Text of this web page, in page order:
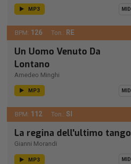
MP3 MIDI
BPM: 126 Ton.: RE
Un Uomo Venuto Da
Lontano
Amedeo Minghi
MP3 MIDI
BPM: 112 Ton.: SI
La regina dell'ultimo tango
Gianni Morandi
MP3 MIDI